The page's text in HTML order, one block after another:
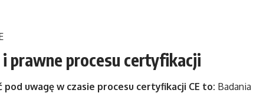
prawne procesu certyfikacji
uwagę w czasie procesu certyfikacji CE to: Badania